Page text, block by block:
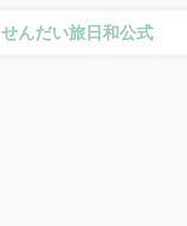
せんだい旅日和公式